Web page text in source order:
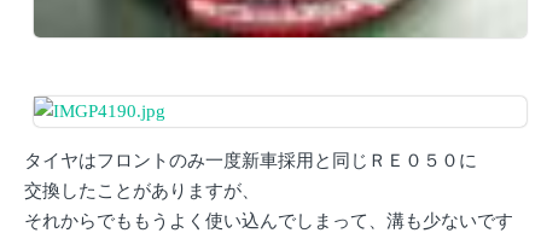
タイヤはフロントのみ一度新車採用と同じＲＥ０５０に
交換したことがありますが、
それからでももうよく使い込んでしまって、溝も少ないです